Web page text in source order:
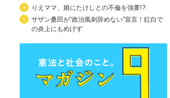
4 りえママ、娘にたけしとの不倫を強要!?
5
サザン桑田が“政治風刺辞めない”宣言！紅白で
の炎上にもめげず